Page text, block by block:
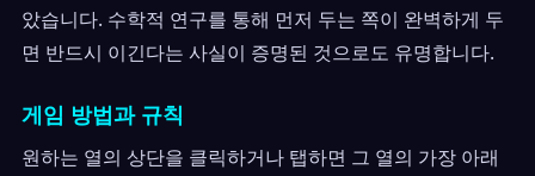
았습니다. 수학적 연구를 통해 먼저 두는 쪽이 완벽하게 두
면 반드시 이긴다는 사실이 증명된 것으로도 유명합니다.
게임 방법과 규칙
원하는 열의 상단을 클릭하거나 탭하면 그 열의 가장 아래